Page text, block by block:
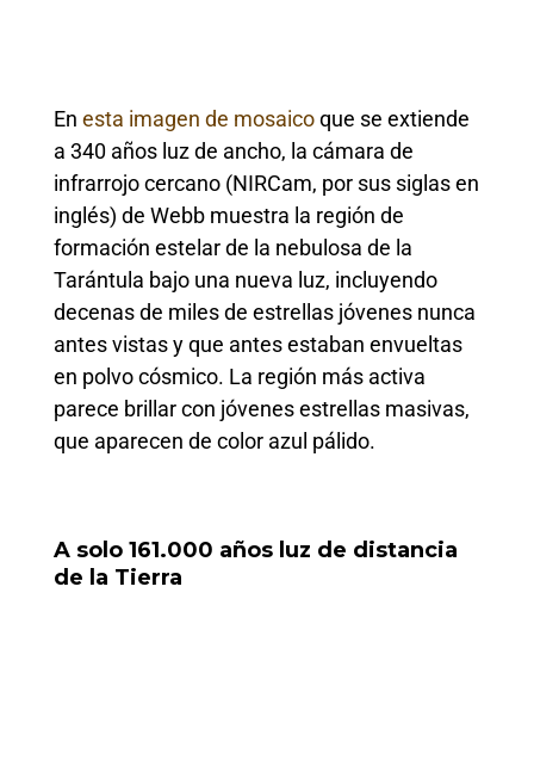
En esta imagen de mosaicoque se extiende
a 340 años luz de ancho, la cámara de
infrarrojo cercano (NIRCam, por sus siglas en
inglés) de Webb muestra la región de
formación estelar de la nebulosa de la
Tarántula bajo una nueva luz, incluyendo
decenas de miles de estrellas jóvenes nunca
antes vistas y que antes estaban envueltas
en polvo cósmico. La región más activa
parece brillar con jóvenes estrellas masivas,
que aparecen de color azul pálido.
A solo 161.000 años luz de distancia
de la Tierra